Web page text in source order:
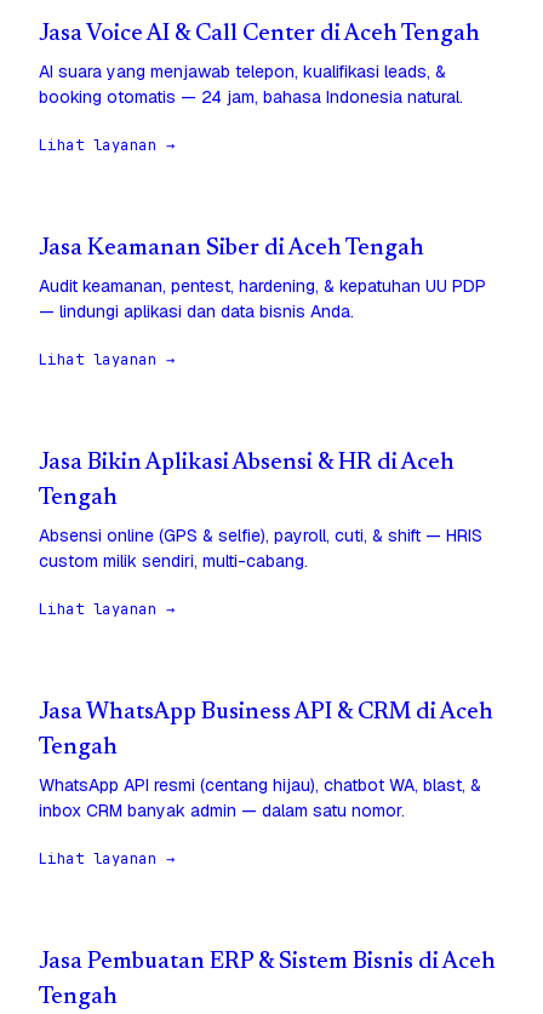
Jasa Voice AI & Call Center di Aceh Tengah
AI suara yang menjawab telepon, kualifikasi leads, &
booking otomatis — 24 jam, bahasa Indonesia natural.
Lihat layanan →
Jasa Keamanan Siber di Aceh Tengah
Audit keamanan, pentest, hardening, & kepatuhan UU PDP
— lindungi aplikasi dan data bisnis Anda.
Lihat layanan →
Jasa Bikin Aplikasi Absensi & HR di Aceh
Tengah
Absensi online (GPS & selfie), payroll, cuti, & shift — HRIS
custom milik sendiri, multi-cabang.
Lihat layanan →
Jasa WhatsApp Business API & CRM di Aceh
Tengah
WhatsApp API resmi (centang hijau), chatbot WA, blast, &
inbox CRM banyak admin — dalam satu nomor.
Lihat layanan →
Jasa Pembuatan ERP & Sistem Bisnis di Aceh
Tengah